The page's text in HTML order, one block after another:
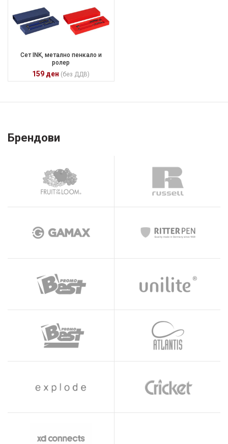
Сет INK, метално пенкало и
ролер
159 ден (без ДДВ)
Брендови